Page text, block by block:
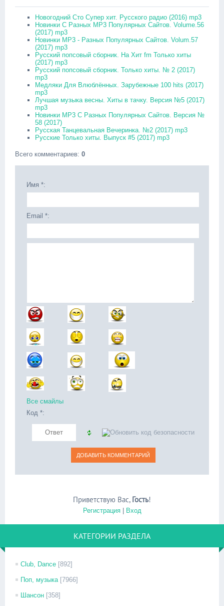
Новогодний Сто Супер хит. Русского радио (2016) mp3
Новинки С Разных MP3 Популярных Сайтов. Volume.56
(2017) mp3
Новинки MP3 - Разных Популярных Сайтов. Volum.57
(2017) mp3
Русский попсовый сборник. На Хит fm Только хиты
(2017) mp3
Русский попсовый сборник. Только хиты. № 2 (2017)
mp3
Медляки Для Влюблённых. Зарубежные 100 hits (2017)
mp3
Лучшая музыка весны. Хиты в тачку. Версия №5 (2017)
mp3
Новинки MP3 С Разных Популярных Сайтов. Версия №
58 (2017)
Русская Танцевальная Вечеринка. №2 (2017) mp3
Русские Только хиты. Выпуск #5 (2017) mp3
Всего комментариев: 0
Имя *:
Email *:
Все смайлы
Код *:
Приветствую Вас, Гость!
Регистрация| Вход
КАТЕГОРИИ РАЗДЕЛА
Club, Dance [892]
Поп, музыка [7966]
Шансон [358]